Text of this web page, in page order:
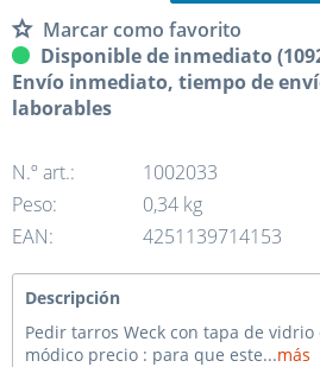
Marcar como favorito
Disponible de inmediato
Envío inmediato, tiempo de
laborables
N.º art.:
1002033
Peso:
0,34 kg
EAN:
4251139714153
Descripción
Pedir tarros Weck con tapa de
módico precio : para que este...más